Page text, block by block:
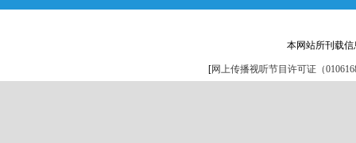
本网站所刊载
[网上传播视听节目许可证（